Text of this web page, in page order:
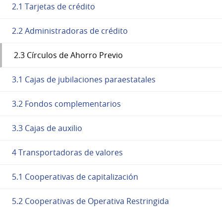
2.1 Tarjetas de crédito
2.2 Administradoras de crédito
2.3 Círculos de Ahorro Previo
3.1 Cajas de jubilaciones paraestatales
3.2 Fondos complementarios
3.3 Cajas de auxilio
4 Transportadoras de valores
5.1 Cooperativas de capitalización
5.2 Cooperativas de Operativa Restringida